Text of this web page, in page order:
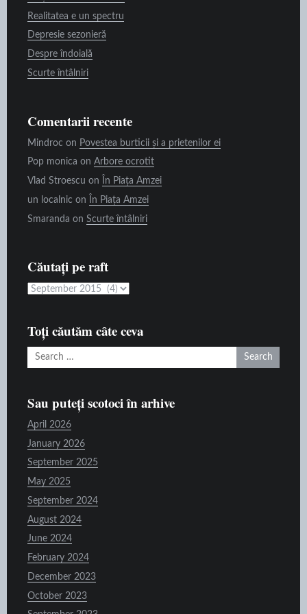
Realitatea e un spectru
Depresie sezonieră
Despre îndoială
Scurte întâlniri
Comentarii recente
Mindroc on Povestea burticii și a prietenilor ei
Pop monica on Arbore ocrotit
Vlad Stroescu on
În Piața Amzei
un localnic on
În Piața Amzei
Smaranda on Scurte întâlniri
Căutați pe raft
Căutați
Toți căutăm câte ceva
Search
Sau puteți scotoci în arhive
April 2026
January 2026
September 2025
May 2025
September 2024
August 2024
June 2024
February 2024
December 2023
October 2023